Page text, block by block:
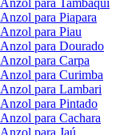
Anzol para Tambaqui
Anzol para Piapara
Anzol para Piau
Anzol para Dourado
Anzol para Carpa
Anzol para Curimba
Anzol para Lambari
Anzol para Pintado
Anzol para Cachara
Anzol para Jaú